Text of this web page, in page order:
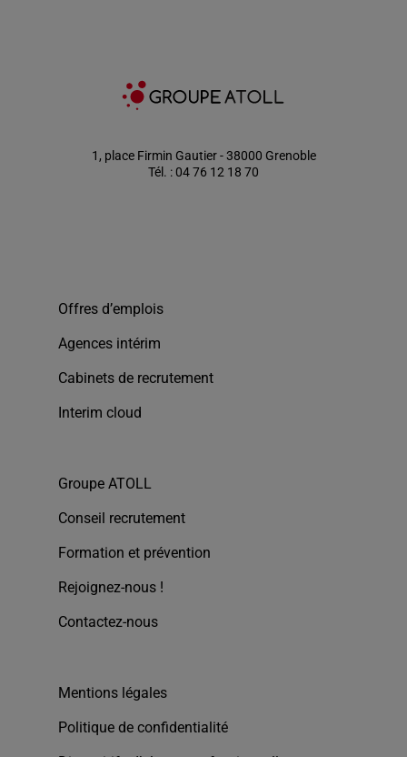
1, place Firmin Gautier - 38000 Grenoble
Tél. : 04 76 12 18 70
Offres d’emplois
Agences intérim
Cabinets de recrutement
Interim cloud
Groupe ATOLL
Conseil recrutement
Formation et prévention
Rejoignez-nous !
Contactez-nous
Mentions légales
Politique de confidentialité